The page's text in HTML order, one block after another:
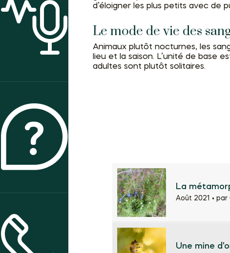
ACTUALITÉS
CONTACT & ACCÈS
d’éloigner les plus petits avec de
Le mode de vie des
Animaux plutôt nocturnes, les
lieu et la saison. L’unité de base
adultes sont plutôt solitaires.
La
Août 2021 • par
Une mine